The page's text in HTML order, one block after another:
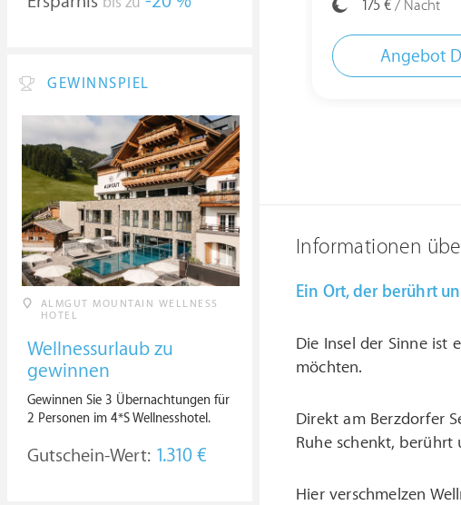
175 € / Nacht
Angebot
Informationen
Ein Ort, der berührt
Die Insel der Sinne ist
möchten.
Direkt am Berzdorfer
Ruhe schenkt, berührt
Hier verschmelzen
GEWINNSPIEL
ALMGUT MOUNTAIN WELLNESS
HOTEL
Wellnessurlaub zu
gewinnen
Gewinnen Sie 3 Übernachtungen für
2 Personen im 4*S Wellnesshotel.
Gutschein-Wert: 1.310 €